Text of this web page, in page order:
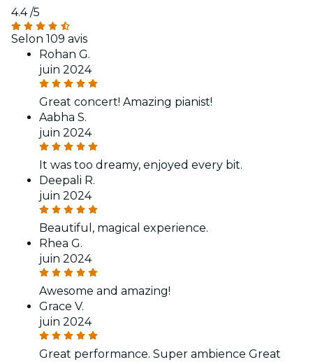
4.4/5
Selon 109 avis
Rohan G.
juin 2024
Great concert! Amazing pianist!
Aabha S.
juin 2024
It was too dreamy, enjoyed every bit.
Deepali R.
juin 2024
Beautiful, magical experience.
Rhea G.
juin 2024
Awesome and amazing!
Grace V.
juin 2024
Great performance. Super ambience Great